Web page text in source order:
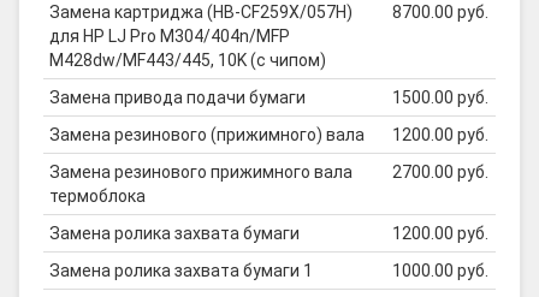
Замена картриджа (HB-CF259X/057H)
для HP LJ Pro M304/404n/MFP
M428dw/MF443/445, 10K (с чипом)
8700.00 руб.
Замена привода подачи бумаги
1500.00 руб.
Замена резинового (прижимного) вала
1200.00 руб.
Замена резинового прижимного вала
термоблока
2700.00 руб.
Замена ролика захвата бумаги
1200.00 руб.
Замена ролика захвата бумаги 1
1000.00 руб.